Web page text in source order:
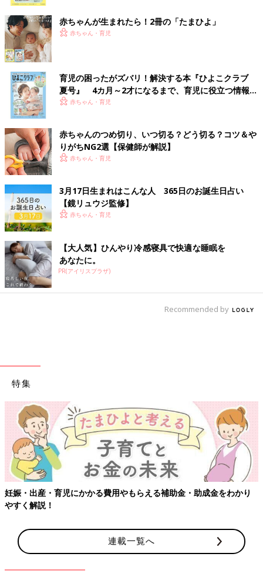
赤ちゃんが生まれたら！2冊の「たまひよ」
赤ちゃん・育児
育児の困ったがズバリ！解決する本『ひよこクラブ
夏号』 4カ月～2才になるまで、育児に役立つ情報が
いっぱい！
赤ちゃん・育児
赤ちゃんのつめ切り、いつ切る？どう切る？コツ＆や
りがちNG2選【保健師が解説】
赤ちゃん・育児
3月17日生まれはこんな人 365日のお誕生日占い
【鏡リュウジ監修】
赤ちゃん・育児
【大人気】ひんやり冷感寝具で快適な睡眠を
あなたに。
PR(アイリスプラザ)
Recommended by
特集
妊娠・出産・育児にかかる費用やもらえる補助金・助成金をわかり
やすく解説！
連載一覧へ